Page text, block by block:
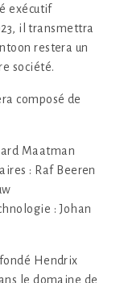
exécutif
il transmettra
restera un
société.
composé de
Maatman
: Raf Beeren
: Johan
Hendrix
le domaine de